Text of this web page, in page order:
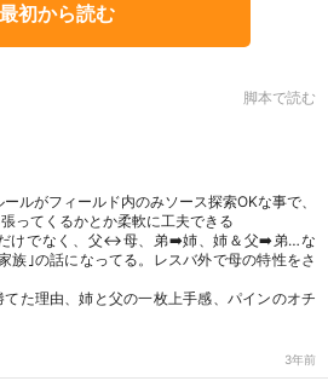
最初から読む
脚本で読む
ルがフィールド内のみソース探索OKな事で、
ってくるかとか柔軟に工夫できる
けでなく、父↔️母、弟➡️姉、姉＆父➡️弟…な
族｣の話になってる。レスバ外で母の特性をさ
た理由、姉と父の一枚上手感、パインのオチ
3年前